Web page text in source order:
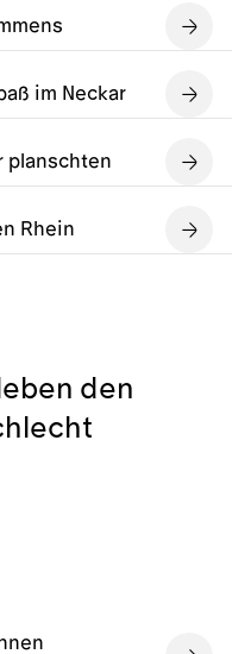
im Neckar
planschten
Rhein
den